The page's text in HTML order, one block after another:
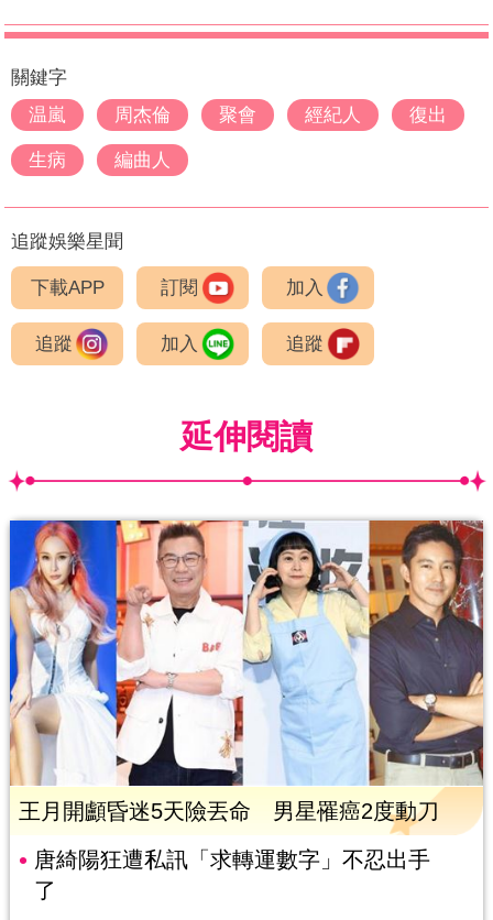
關鍵字
温嵐
周杰倫 聚會 經紀人 復出
生病 編曲人
追蹤娛樂星聞
下載APP 訂閱 加入
追蹤 加入 追蹤
延伸閱讀
王月開顱昏迷5天險丟命 男星罹癌2度動刀
唐綺陽狂遭私訊「求轉運數字」不忍出手
了